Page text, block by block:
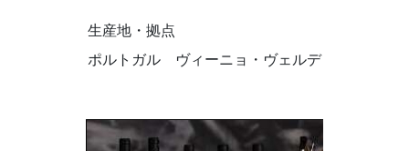
生産地・拠点
ポルトガル ヴィーニョ・ヴェルデ